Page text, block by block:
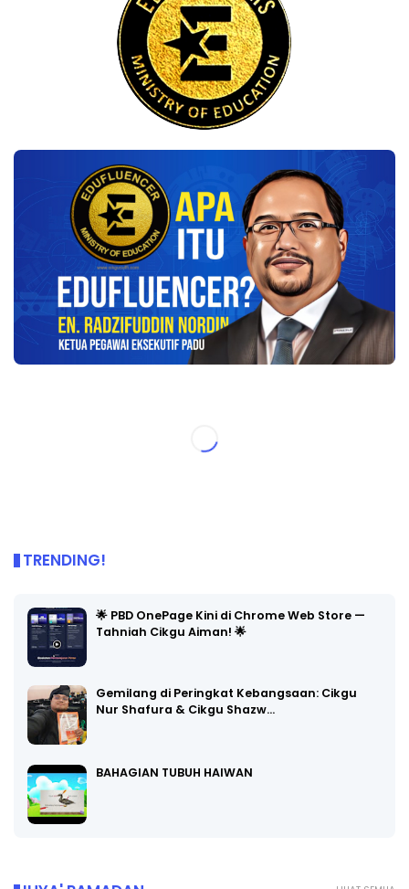
TRENDING!
🌟 PBD OnePage Kini di Chrome Web Store —
Tahniah Cikgu Aiman! 🌟
Gemilang di Peringkat Kebangsaan: Cikgu
Nur Shafura & Cikgu Shazw…
BAHAGIAN TUBUH HAIWAN